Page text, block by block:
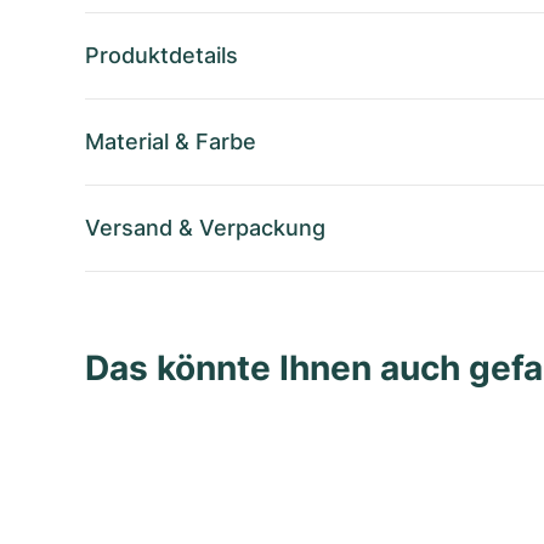
Produktdetails
Material & Farbe
Versand & Verpackung
Das könnte Ihnen auch